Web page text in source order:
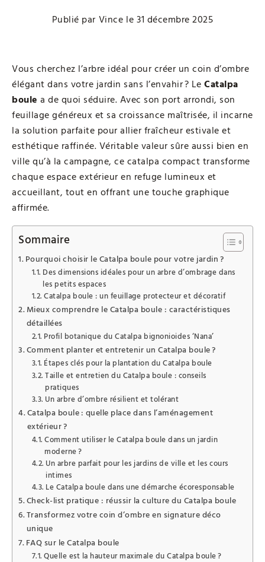
Publié par Vince le 31 décembre 2025
Vous cherchez l’arbre idéal pour créer un coin d’ombre
élégant dans votre jardin sans l’envahir ? Le Catalpa
boule a de quoi séduire. Avec son port arrondi, son
feuillage généreux et sa croissance maîtrisée, il incarne
la solution parfaite pour allier fraîcheur estivale et
esthétique raffinée. Véritable valeur sûre aussi bien en
ville qu’à la campagne, ce catalpa compact transforme
chaque espace extérieur en refuge lumineux et
accueillant, tout en offrant une touche graphique
affirmée.
Sommaire
Pourquoi choisir le Catalpa boule pour votre jardin ?
Des dimensions idéales pour un arbre d’ombrage dans
les petits espaces
Catalpa boule : un feuillage protecteur et décoratif
Mieux comprendre le Catalpa boule : caractéristiques
détaillées
Profil botanique du Catalpa bignonioides ‘Nana’
Comment planter et entretenir un Catalpa boule ?
Étapes clés pour la plantation du Catalpa boule
Taille et entretien du Catalpa boule : conseils
pratiques
Un arbre d’ombre résilient et tolérant
Catalpa boule : quelle place dans l’aménagement
extérieur ?
Comment utiliser le Catalpa boule dans un jardin
moderne ?
Un arbre parfait pour les jardins de ville et les cours
intimes
Le Catalpa boule dans une démarche écoresponsable
Check-list pratique : réussir la culture du Catalpa boule
Transformez votre coin d’ombre en signature déco
unique
FAQ sur le Catalpa boule
Quelle est la hauteur maximale du Catalpa boule ?